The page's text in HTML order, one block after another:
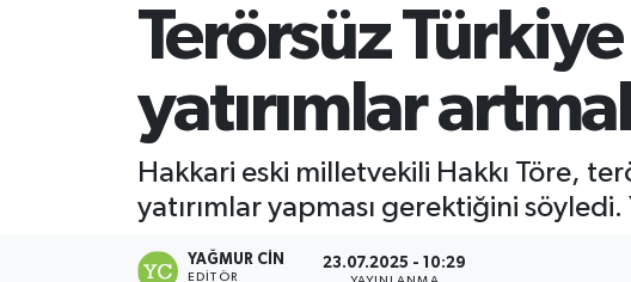
Terörsüz
yatırımlar
Hakkari eski milletvekili Hakkı Töre,
yatırımlar yapması gerektiğini söyledi.
YAĞMUR CIN
EDITÖR
23.07.2025 - 10:29
Ekonomi
Gündem
Uşak Namaz Vakitleri
Uşak Trafik Yoğunluk Haritası
TFF 2.Lig Kırmızı Grup Puan Durumu ve Fikstür
Tüm Manşetler
Son Dakika Haberleri